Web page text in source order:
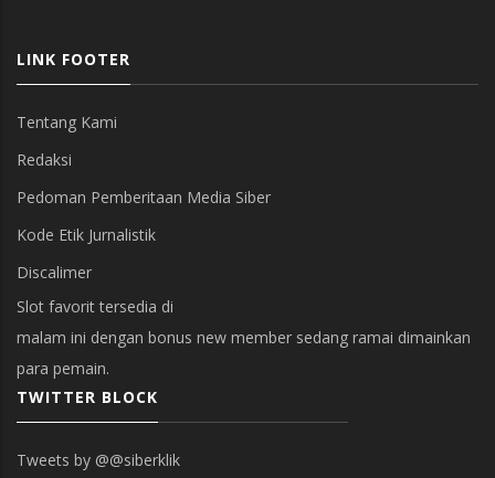
LINK FOOTER
Tentang Kami
Redaksi
Pedoman Pemberitaan Media Siber
Kode Etik Jurnalistik
Discalimer
Slot favorit tersedia di
malam ini dengan bonus new member sedang ramai dimainkan
para pemain.
TWITTER BLOCK
Tweets by @@siberklik